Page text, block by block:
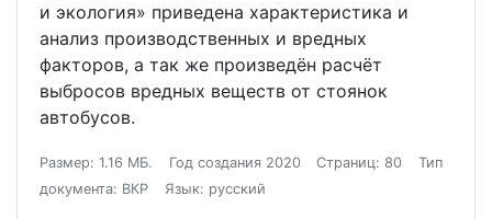
и экология» приведена характеристика и
анализ производственных и вредных
факторов, а так же произведён расчёт
выбросов вредных веществ от стоянок
автобусов.
Размер: 1.16 МБ. Год создания 2020 Страниц: 80
Тип
документа: ВКР
Язык: русский